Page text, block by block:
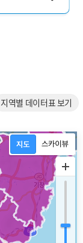
지역별 데이터표 보기